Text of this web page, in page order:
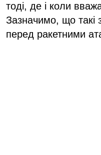
тоді, де і коли
Зазначимо, що такі
перед ракетними